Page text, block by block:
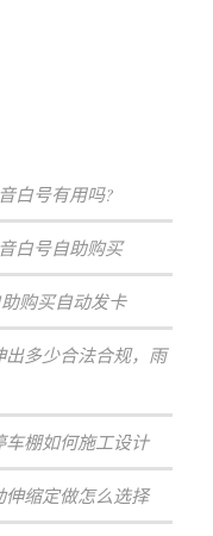
白号有用吗?
白号自助购买
购买自动发卡
多少合法合规，雨
棚如何施工设计
缩定做怎么选择